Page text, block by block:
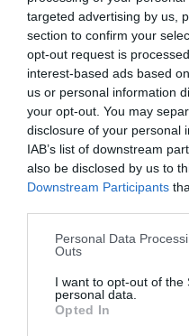
targeted advertising by us,
section to confirm your
opt-out request is
interest-based ads based
us or personal information
your opt-out. You may
disclosure of your personal
IAB’s list of downstream
also be disclosed by us to
Downstream Participants
Personal Data
Outs
I want to opt-out of the
personal data.
Opted In
Για να παρέχουμε την καλύτερη
cookies για την αποθήκευση ή/
Η συγκατάθεση για τις εν λόγω
επεξεργαστούμε δεδομένα
συγκατάθεση ή η ανάκληση της
αρνητικά ορισμένες λειτουργίες